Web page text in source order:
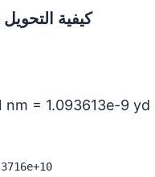
كيفية
= 1.093613e-9 yd